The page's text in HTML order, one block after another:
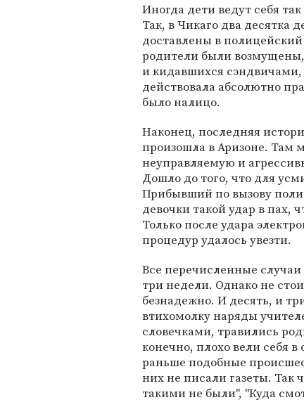
Иногда дети ведут себя
Так, в Чикаго два десятка
доставлены в полицейский
родители были
и кидавшихся
действовала абсолютно
было налицо.
Наконец, последняя
произошла в Аризоне. Там
неуправляемую и
Дошло до того, что для
Прибывший по вызову
девочки такой удар в пах,
Только после удара
процедур удалось увезти.
Все перечисленные
три недели. Однако не
безнадежно. И десять, и
втихомолку наряды
словечками, травились
конечно, плохо вели себя
раньше подобные
них не писали газеты. Так
такими не были", "Куда